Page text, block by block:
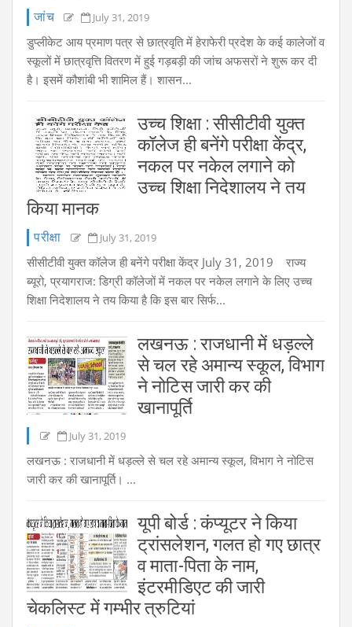
जांच July 31, 2019
डुप्लीकेट आय प्रमाण पत्र से छात्रवृति में हेराफेरी प्रदेश के कई कालेजों व
स्कूलों में छात्रवृत्ति वितरण में हुई गड़बड़ी की जांच अफसरों ने शुरू कर दी
है। इसमें कौशांबी भी शामिल हैं। शासन...
उच्च शिक्षा : सीसीटीवी युक्त
कॉलेज ही बनेंगे परीक्षा केंद्र,
नकल पर नकेल लगाने को
उच्च शिक्षा निदेशालय ने तय
किया मानक
परीक्षा July 31, 2019
सीसीटीवी युक्त कॉलेज ही बनेंगे परीक्षा केंद्र July 31, 2019 राज्य
ब्यूरो, प्रयागराज: डिग्री कॉलेजों में नकल पर नकेल लगाने के लिए उच्च
शिक्षा निदेशालय ने तय किया है कि इस बार सिर्फ...
लखनऊ : राजधानी में धड़ल्ले
से चल रहे अमान्य स्कूल, विभाग
ने नोटिस जारी कर की
खानापूर्ति
July 31, 2019
लखनऊ : राजधानी में धड़ल्ले से चल रहे अमान्य स्कूल, विभाग ने नोटिस
जारी कर की खानापूर्ति। ...
यूपी बोर्ड : कंप्यूटर ने किया
ट्रांसलेशन, गलत हो गए छात्र
व माता-पिता के नाम,
इंटरमीडिएट की जारी
चेकलिस्ट में गम्भीर त्रुटियां